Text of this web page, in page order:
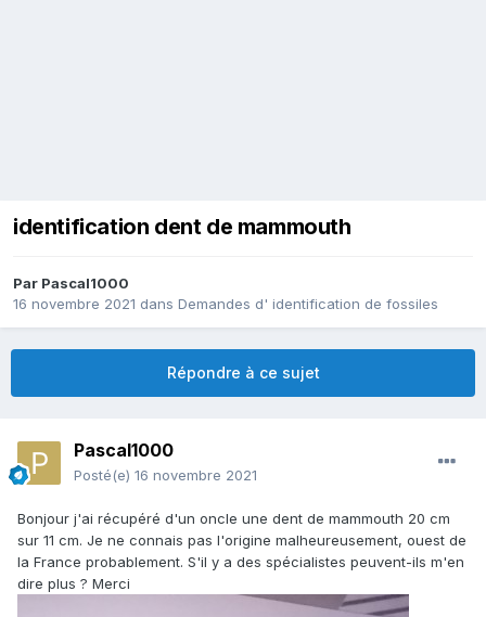
identification dent de mammouth
Par Pascal1000
16 novembre 2021 dans Demandes d' identification de fossiles
Répondre à ce sujet
Pascal1000
Posté(e) 16 novembre 2021
Bonjour j'ai récupéré d'un oncle une dent de mammouth 20 cm
sur 11 cm. Je ne connais pas l'origine malheureusement, ouest de
la France probablement. S'il y a des spécialistes peuvent-ils m'en
dire plus ? Merci